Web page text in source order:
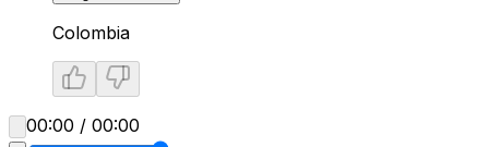
Colombia
00:00 / 00:00